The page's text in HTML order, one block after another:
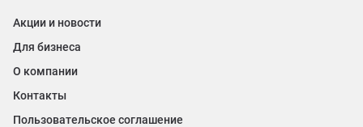
Акции и новости
Для бизнеса
О компании
Контакты
Пользовательское соглашение